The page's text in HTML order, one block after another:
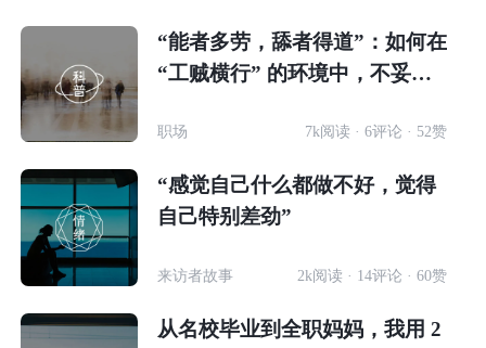
“能者多劳，舔者得道”：如何在
“工贼横行” 的环境中，不妥协
职场 7k阅读 · 6评论 · 52赞
“感觉自己什么都做不好，觉得
自己特别差劲”
来访者故事 2k阅读 · 14评论 · 60赞
从名校毕业到全职妈妈，我用 2